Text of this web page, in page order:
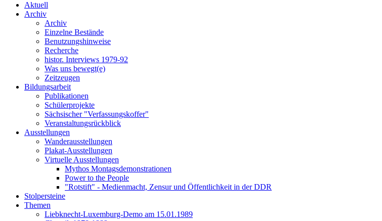
Aktuell
Archiv
Archiv
Einzelne Bestände
Benutzungshinweise
Recherche
histor. Interviews 1979-92
Was uns bewegt(e)
Zeitzeugen
Bildungsarbeit
Publikationen
Schülerprojekte
Sächsischer "Verfassungskoffer"
Veranstaltungsrückblick
Ausstellungen
Wanderausstellungen
Plakat-Ausstellungen
Virtuelle Ausstellungen
Mythos Montagsdemonstrationen
Power to the People
"Rotstift" - Medienmacht, Zensur und Öffentlichkeit in der DDR
Stolpersteine
Themen
Liebknecht-Luxemburg-Demo am 15.01.1989